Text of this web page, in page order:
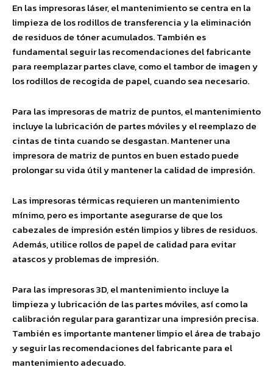
En las impresoras láser, el mantenimiento se centra en la
limpieza de los rodillos de transferencia y la eliminación
de residuos de tóner acumulados. También es
fundamental seguir las recomendaciones del fabricante
para reemplazar partes clave, como el tambor de imagen y
los rodillos de recogida de papel, cuando sea necesario.
Para las impresoras de matriz de puntos, el mantenimiento
incluye la lubricación de partes móviles y el reemplazo de
cintas de tinta cuando se desgastan. Mantener una
impresora de matriz de puntos en buen estado puede
prolongar su vida útil y mantener la calidad de impresión.
Las impresoras térmicas requieren un mantenimiento
mínimo, pero es importante asegurarse de que los
cabezales de impresión estén limpios y libres de residuos.
Además, utilice rollos de papel de calidad para evitar
atascos y problemas de impresión.
Para las impresoras 3D, el mantenimiento incluye la
limpieza y lubricación de las partes móviles, así como la
calibración regular para garantizar una impresión precisa.
También es importante mantener limpio el área de trabajo
y seguir las recomendaciones del fabricante para el
mantenimiento adecuado.